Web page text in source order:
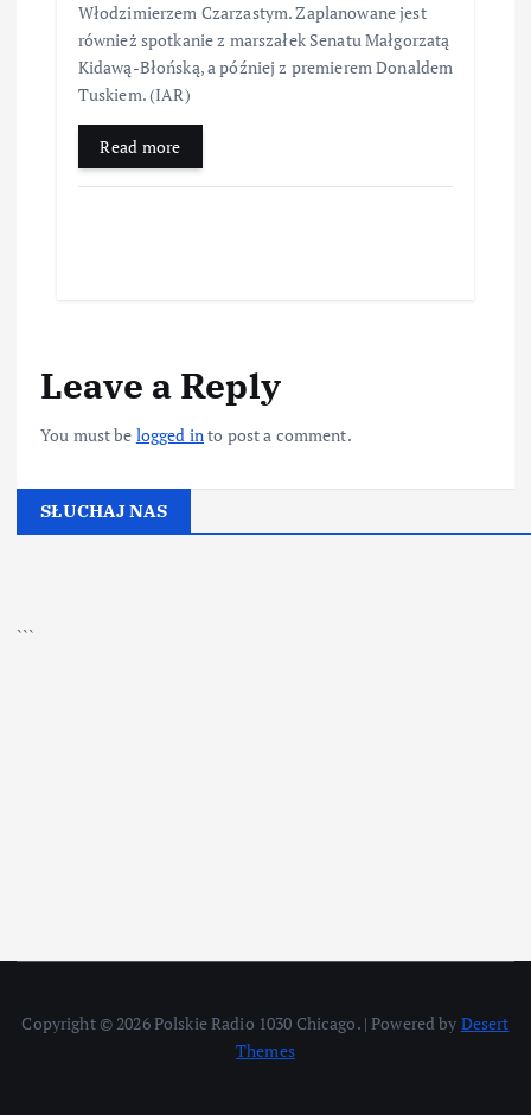
Włodzimierzem Czarzastym. Zaplanowane jest
również spotkanie z marszałek Senatu Małgorzatą
Kidawą-Błońską, a później z premierem Donaldem
Tuskiem. (IAR)
Read more
Leave a Reply
You must be logged into post a comment.
SŁUCHAJ NAS
```
Copyright © 2026 Polskie Radio 1030 Chicago. | Powered by Desert
Themes